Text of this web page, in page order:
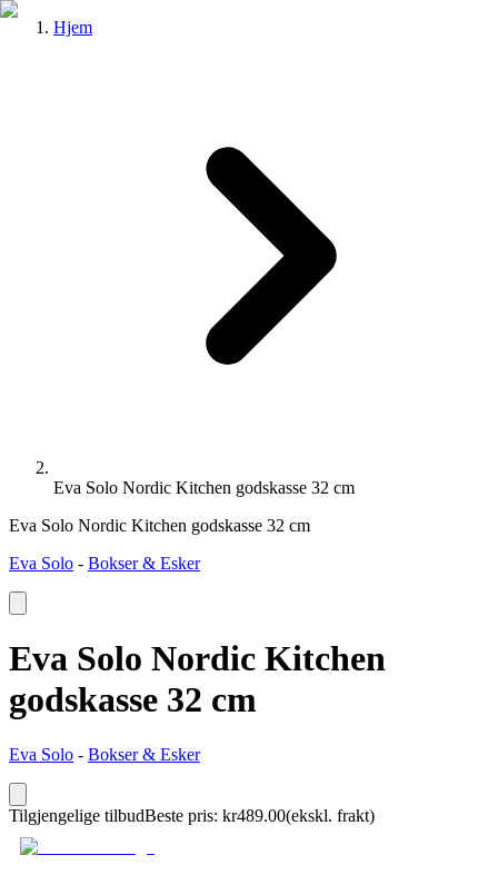
Hjem
Eva Solo Nordic Kitchen godskasse 32 cm
Eva Solo Nordic Kitchen godskasse 32 cm
Eva Solo - Bokser & Esker
Eva Solo Nordic Kitchen
godskasse 32 cm
Eva Solo - Bokser & Esker
Tilgjengelige tilbudBeste pris: kr489.00(ekskl. frakt)